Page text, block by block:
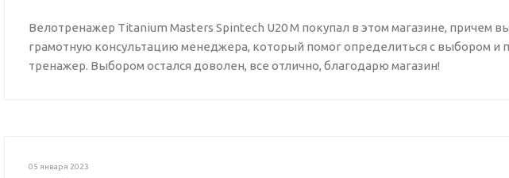
Велотренажер Titanium Masters Spintech U20 M покупал в этом магазине, причем
грамотную консультацию менеджера, который помог определиться с выбором и
тренажер. Выбором остался доволен, все отлично, благодарю магазин!
05 января 2023